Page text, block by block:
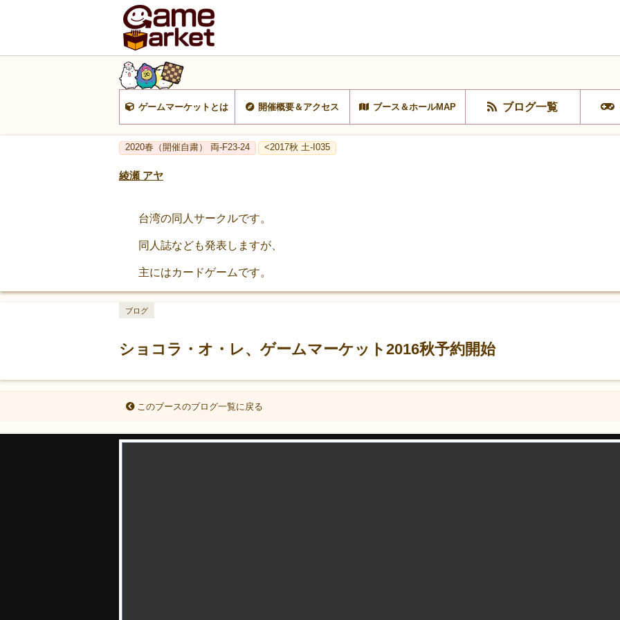
ゲームマーケットとは 開催概要＆アクセス ブース＆ホールMAP ブログ一覧
2020春（開催自粛） 両-F23-24 <2017秋 土-I035
綾瀬 アヤ
台湾の同人サークルです。
同人誌なども発表しますが、
主にはカードゲームです。
ショコラ・オ・レ、ゲームマーケット2016秋予約開始
ブログ
このブースのブログ一覧に戻る